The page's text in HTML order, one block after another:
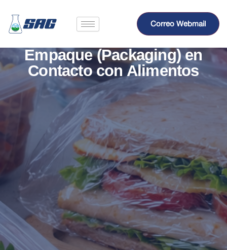
content
Correo Webmail
Análisis de Material de
Empaque (Packaging) en
Contacto con Alimentos